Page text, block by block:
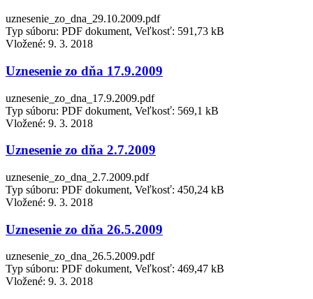
uznesenie_zo_dna_29.10.2009.pdf
Typ súboru: PDF dokument, Veľkosť: 591,73 kB
Vložené: 9. 3. 2018
Uznesenie zo dňa 17.9.2009
uznesenie_zo_dna_17.9.2009.pdf
Typ súboru: PDF dokument, Veľkosť: 569,1 kB
Vložené: 9. 3. 2018
Uznesenie zo dňa 2.7.2009
uznesenie_zo_dna_2.7.2009.pdf
Typ súboru: PDF dokument, Veľkosť: 450,24 kB
Vložené: 9. 3. 2018
Uznesenie zo dňa 26.5.2009
uznesenie_zo_dna_26.5.2009.pdf
Typ súboru: PDF dokument, Veľkosť: 469,47 kB
Vložené: 9. 3. 2018